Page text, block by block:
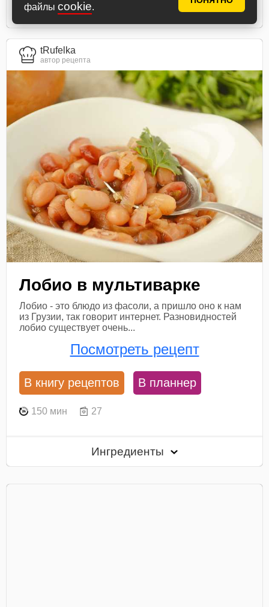
файлы cookie.
tRufelka
автор рецепта
Лобио в мультиварке
Лобио - это блюдо из фасоли, а пришло оно к нам
из Грузии, так говорит интернет. Разновидностей
лобио существует очень...
Посмотреть рецепт
В книгу рецептов В планнер
150 мин 27
Ингредиенты